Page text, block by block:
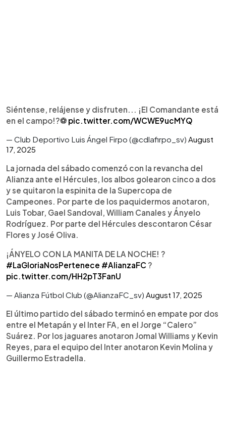
Siéntense, relájense y disfruten... ¡El Comandante está
en el campo!?⚽️ pic.twitter.com/WCWE9ucMYQ
— Club Deportivo Luis Ángel Firpo (@cdlafirpo_sv) August
17, 2025
La jornada del sábado comenzó con la revancha del
Alianza ante el Hércules, los albos golearon cinco a dos
y se quitaron la espinita de la Supercopa de
Campeones. Por parte de los paquidermos anotaron,
Luis Tobar, Gael Sandoval, William Canales y Ányelo
Rodríguez. Por parte del Hércules descontaron César
Flores y José Oliva.
¡ÁNYELO CON LA MANITA DE LA NOCHE! ?
#LaGloriaNosPertenece #AlianzaFC ?️
pic.twitter.com/HH2pT3FanU
— Alianza Fútbol Club (@AlianzaFC_sv) August 17, 2025
El último partido del sábado terminó en empate por dos
entre el Metapán y el Inter FA, en el Jorge “Calero”
Suárez. Por los jaguares anotaron Jomal Williams y Kevin
Reyes, para el equipo del Inter anotaron Kevin Molina y
Guillermo Estradella.